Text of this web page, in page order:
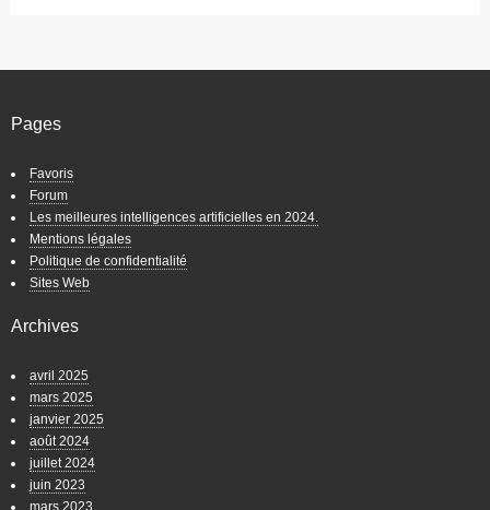
Pages
Favoris
Forum
Les meilleures intelligences artificielles en 2024.
Mentions légales
Politique de confidentialité
Sites Web
Archives
avril 2025
mars 2025
janvier 2025
août 2024
juillet 2024
juin 2023
mars 2023